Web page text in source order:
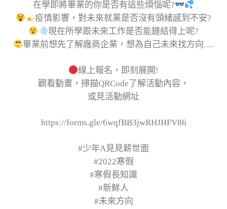
在學即將畢業的你是否有這些煩惱呢?
疫情影響，對未來就業是否沒有頭緒感到不安?
現在所學跟未來工作是否能鏈結得上呢?
畢業前想先了解廠商企業，想為自己未來找方向….
線上報名，即刻展開!
觀看動畫，掃描QRCode了解活動內容，
或見活動網址
https://forms.gle/6wqfBB3jwRHJHFV86
#少年A見見薪世面
#2022寒假
#寒假長知識
#新鮮人
#未來方向